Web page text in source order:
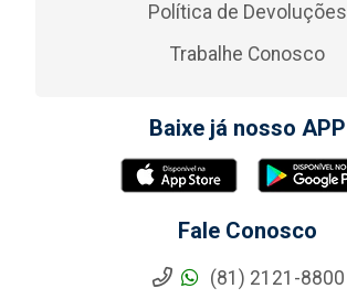
Política de Devoluções
Trabalhe Conosco
Baixe já nosso APP
Fale Conosco
(81) 2121-8800